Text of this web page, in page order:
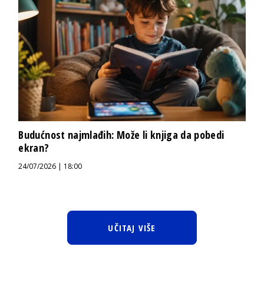
Budućnost najmlađih: Može li knjiga da pobedi
ekran?
24/07/2026 | 18:00
UČITAJ VIŠE